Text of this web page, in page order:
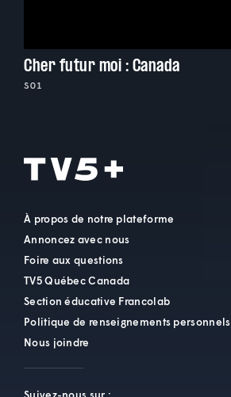
Cher futur moi : Canada
S01
À propos de notre plateforme
Annoncez avec nous
Foire aux questions
TV5 Québec Canada
Section éducative Francolab
Politique de renseignements personnels
Nous joindre